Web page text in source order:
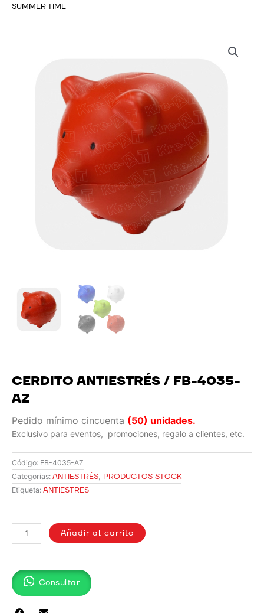
SUMMER TIME
CERDITO ANTIESTRÉS / FB-4035-
AZ
Pedido mínimo cincuenta (50) unidades.
Exclusivo para eventos, promociones, regalo a clientes, etc.
Código: FB-4035-AZ
Categorias: ANTIESTRÉS, PRODUCTOS STOCK
Etiqueta: ANTIESTRES
ANTIESTRÉS
/
4035-
AZ
cantidad
Añadir al carrito
Consultar